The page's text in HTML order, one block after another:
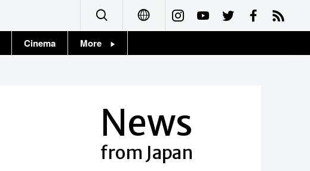
Français
Cinema More
News
from Japan